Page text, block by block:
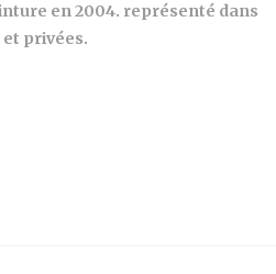
en 2004. représenté dans
privées.